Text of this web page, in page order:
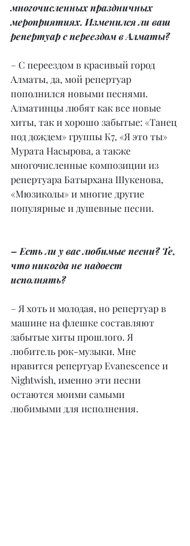
многочисленных праздничных
мероприятиях. Изменился ли ваш
репертуар с переездом в Алматы?
– С переездом в красивый город
Алматы, да, мой репертуар
пополнился новыми песнями.
Алматинцы любят как все новые
хиты, так и хорошо забытые: «Танец
под дождем» группы К7, «Я это ты»
Мурата Насырова, а также
многочисленные композиции из
репертуара Батырхана Шукенова,
«Мюзиколы» и многие другие
популярные и душевные песни.
– Есть ли у вас любимые песни? Те,
что никогда не надоест
исполнять?
– Я хоть и молодая, но репертуар в
машине на флешке составляют
забытые хиты прошлого. Я
любитель рок-музыки. Мне
нравится репертуар Evanescence и
Nightwish, именно эти песни
остаются моими самыми
любимыми для исполнения.